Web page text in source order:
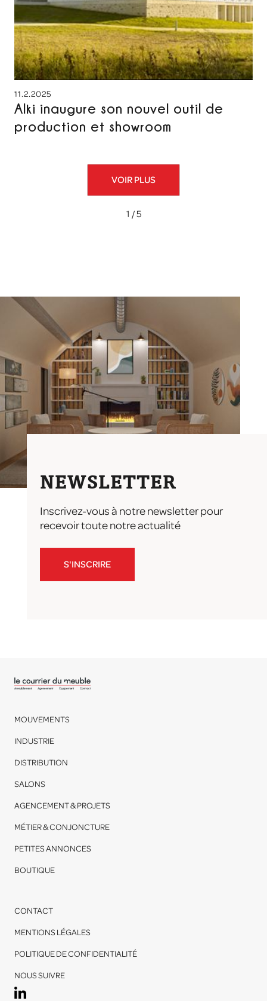
11.2.2025
Alki inaugure son nouvel outil de
production et showroom
VOIR PLUS
1 / 5
NEWSLETTER
Inscrivez-vous à notre newsletter pour
recevoir toute notre actualité
S'INSCRIRE
MOUVEMENTS
INDUSTRIE
DISTRIBUTION
SALONS
AGENCEMENT & PROJETS
MÉTIER & CONJONCTURE
PETITES ANNONCES
BOUTIQUE
CONTACT
MENTIONS LÉGALES
POLITIQUE DE CONFIDENTIALITÉ
NOUS SUIVRE